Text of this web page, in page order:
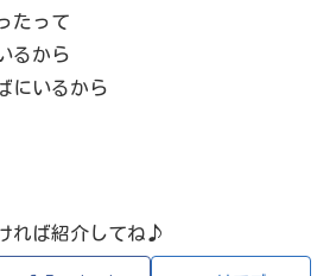
たって
るから
にいるから
れば紹介してね♪